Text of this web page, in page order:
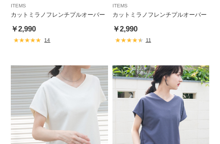
ITEMS
カットミラノフレンチプルオーバー
￥2,990
14
ITEMS
カットミラノフレンチプルオーバー
￥2,990
11